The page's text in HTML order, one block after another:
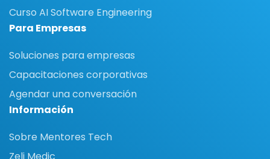
Curso AI Software Engineering
Para Empresas
Soluciones para empresas
Capacitaciones corporativas
Agendar una conversación
Información
Sobre Mentores Tech